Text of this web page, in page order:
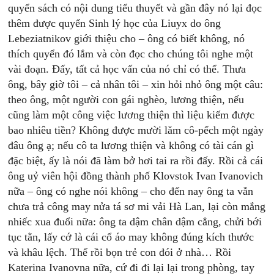
quyển sách có nội dung tiểu thuyết và gần đây nó lại đọc
thêm được quyển Sinh lý học của Liuyx do ông
Lebeziatnikov giới thiệu cho – ông có biết không, nó
thích quyển đó lắm và còn đọc cho chúng tôi nghe một
vài đoạn. Đấy, tất cả học vấn của nó chỉ có thể. Thưa
ông, bây giờ tôi – cả nhân tôi – xin hỏi nhỏ ông một câu:
theo ông, một người con gái nghèo, lương thiện, nếu
cũng làm một công việc lương thiện thì liệu kiếm được
bao nhiêu tiền? Không được mười lăm cô-pếch một ngày
đâu ông ạ; nếu cô ta lương thiện và không có tài cán gì
đặc biệt, ấy là nói đã làm bở hơi tai ra rồi đấy. Rồi cả cái
ông uỷ viên hội đồng thành phố Klovstok Ivan Ivanovich
nữa – ông có nghe nói không – cho đến nay ông ta vẫn
chưa trả công may nửa tá sơ mi vải Hà Lan, lại còn mắng
nhiếc xua đuổi nữa: ông ta dậm chân dậm cẳng, chửi bới
tục tằn, lấy cớ là cái cổ áo may không đúng kích thước
và khâu lệch. Thế rồi bọn trẻ con đói ở nhà… Rồi
Katerina Ivanovna nữa, cứ đi đi lại lại trong phòng, tay